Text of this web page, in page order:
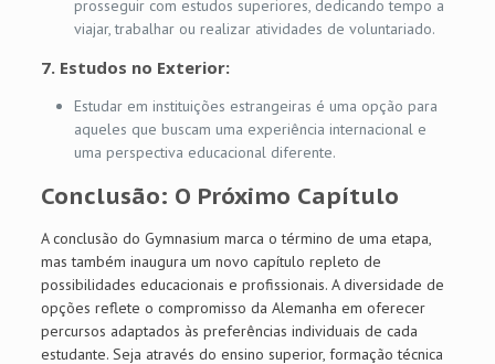
prosseguir com estudos superiores, dedicando tempo a
viajar, trabalhar ou realizar atividades de voluntariado.
7. Estudos no Exterior:
Estudar em instituições estrangeiras é uma opção para
aqueles que buscam uma experiência internacional e
uma perspectiva educacional diferente.
Conclusão: O Próximo Capítulo
A conclusão do Gymnasium marca o término de uma etapa,
mas também inaugura um novo capítulo repleto de
possibilidades educacionais e profissionais. A diversidade de
opções reflete o compromisso da Alemanha em oferecer
percursos adaptados às preferências individuais de cada
estudante. Seja através do ensino superior, formação técnica